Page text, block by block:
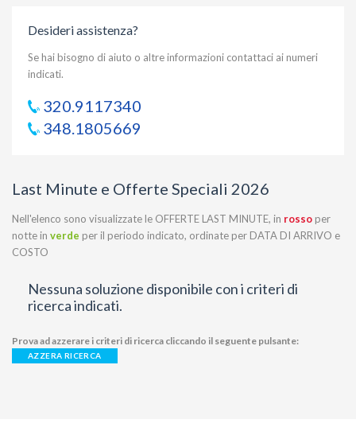
Desideri assistenza?
Se hai bisogno di aiuto o altre informazioni contattaci ai numeri
indicati.
320.9117340
348.1805669
Last Minute e Offerte Speciali 2026
Nell'elenco sono visualizzate le OFFERTE LAST MINUTE, in rosso per
notte in verde per il periodo indicato, ordinate per DATA DI ARRIVO e
COSTO
Nessuna soluzione disponibile con i criteri di
ricerca indicati.
Prova ad azzerare i criteri di ricerca cliccando il seguente pulsante:
AZZERA RICERCA